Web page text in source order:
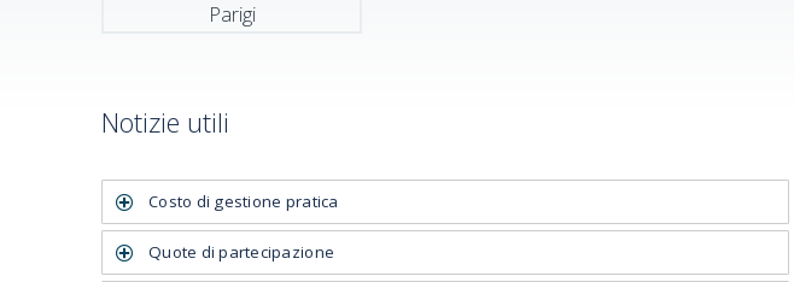
Parigi
Notizie utili
Costo di gestione pratica
Quote di partecipazione